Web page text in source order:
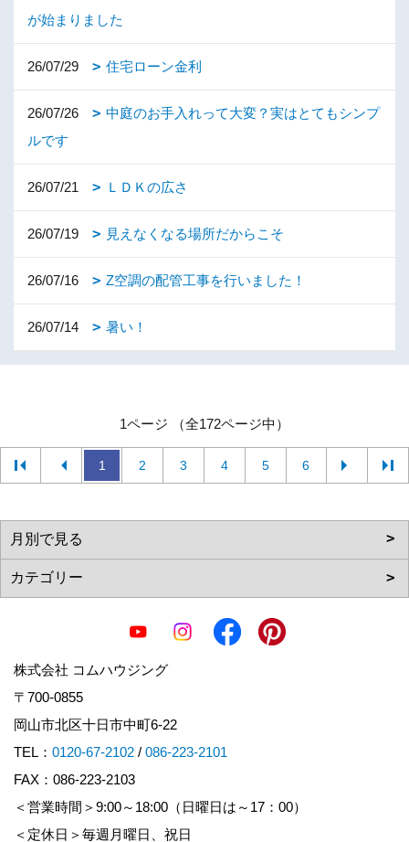
が始まりました
26/07/29 住宅ローン金利
26/07/26
中庭のお手入れって大変？実はとてもシンプ
ルです
26/07/21 ＬＤＫの広さ
26/07/19 見えなくなる場所だからこそ
26/07/16 Z空調の配管工事を行いました！
26/07/14 暑い！
1ページ （全172ページ中）
1 2 3 4 5 6
株式会社 コムハウジング
〒700-0855
岡山市北区十日市中町6-22
TEL： 0120-67-2102 / 086-223-2101
FAX：086-223-2103
＜営業時間＞9:00～18:00（日曜日は～17：00）
＜定休日＞毎週月曜日、祝日